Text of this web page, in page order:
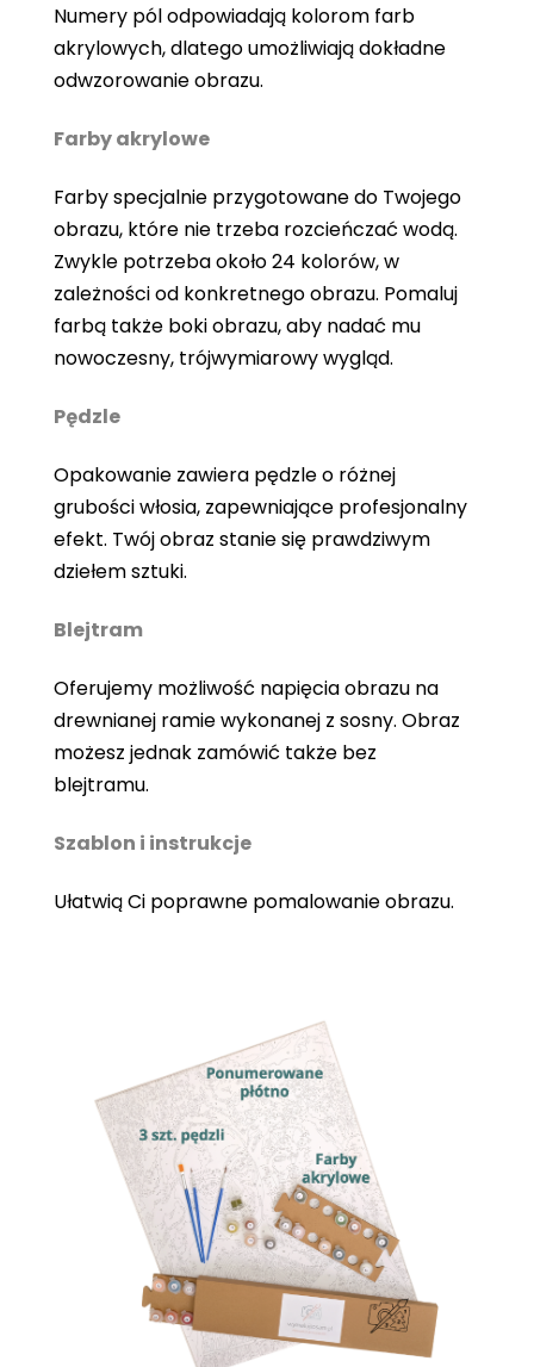
Numery pól odpowiadają kolorom farb
akrylowych, dlatego umożliwiają dokładne
odwzorowanie obrazu.
Farby akrylowe
Farby specjalnie przygotowane do Twojego
obrazu, które nie trzeba rozcieńczać wodą.
Zwykle potrzeba około 24 kolorów, w
zależności od konkretnego obrazu. Pomaluj
farbą także boki obrazu, aby nadać mu
nowoczesny, trójwymiarowy wygląd.
Pędzle
Opakowanie zawiera pędzle o różnej
grubości włosia, zapewniające profesjonalny
efekt. Twój obraz stanie się prawdziwym
dziełem sztuki.
Blejtram
Oferujemy możliwość napięcia obrazu na
drewnianej ramie wykonanej z sosny. Obraz
możesz jednak zamówić także bez
blejtramu.
Szablon i instrukcje
Ułatwią Ci poprawne pomalowanie obrazu.